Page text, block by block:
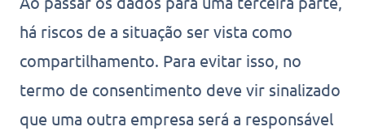
há riscos de a situação ser vista como
compartilhamento. Para evitar isso, no
termo de consentimento deve vir sinalizado
que uma outra empresa será a responsável